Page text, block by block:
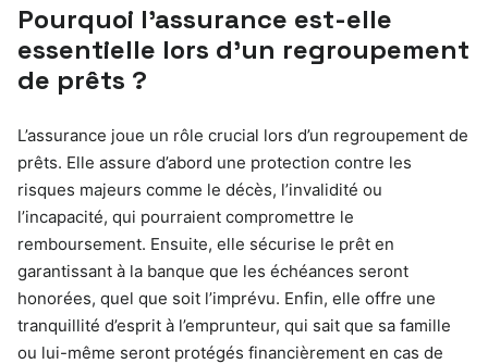
Pourquoi l’assurance est-elle
essentielle lors d’un regroupement
de prêts ?
L’assurance joue un rôle crucial lors d’un regroupement de
prêts. Elle assure d’abord une protection contre les
risques majeurs comme le décès, l’invalidité ou
l’incapacité, qui pourraient compromettre le
remboursement. Ensuite, elle sécurise le prêt en
garantissant à la banque que les échéances seront
honorées, quel que soit l’imprévu. Enfin, elle offre une
tranquillité d’esprit à l’emprunteur, qui sait que sa famille
ou lui-même seront protégés financièrement en cas de